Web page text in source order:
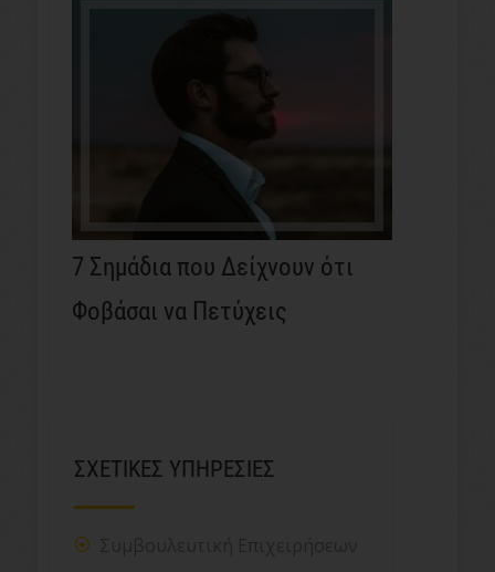
7 Σημάδια που Δείχνουν ότι
Φοβάσαι να Πετύχεις
ΣΧΕΤΙΚΕΣ ΥΠΗΡΕΣΙΕΣ